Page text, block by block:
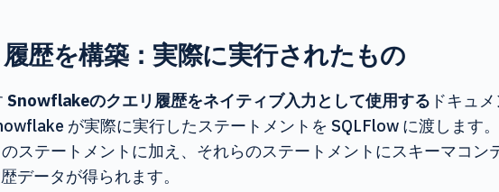
履歴を構築：実際に実行されたもの
Snowflakeのクエリ履歴をネイティブ入力として使用する ドキュ
が実際に実行したステートメントを SQLFlow に渡します。
ステートメントに加え、それらのステートメントにスキーマコ
データが得られます。